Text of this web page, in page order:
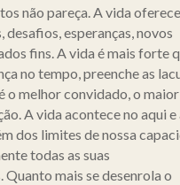
não pareça. A vida
esperanças, novos
fins. A vida é mais forte
no tempo, preenche as
o melhor convidado, o maior
A vida acontece no aqui e
dos limites de nossa
todas as suas
mais se desenrola o